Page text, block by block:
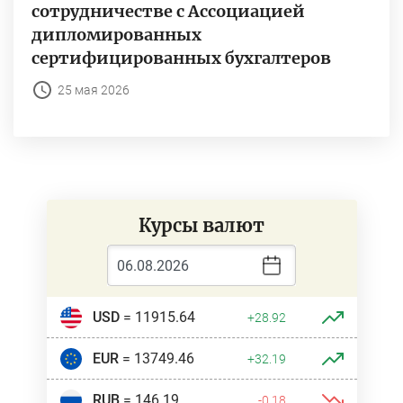
сотрудничестве с Ассоциацией
дипломированных
сертифицированных бухгалтеров
25 мая 2026
Курсы валют
USD= 11915.64 +28.92
EUR= 13749.46 +32.19